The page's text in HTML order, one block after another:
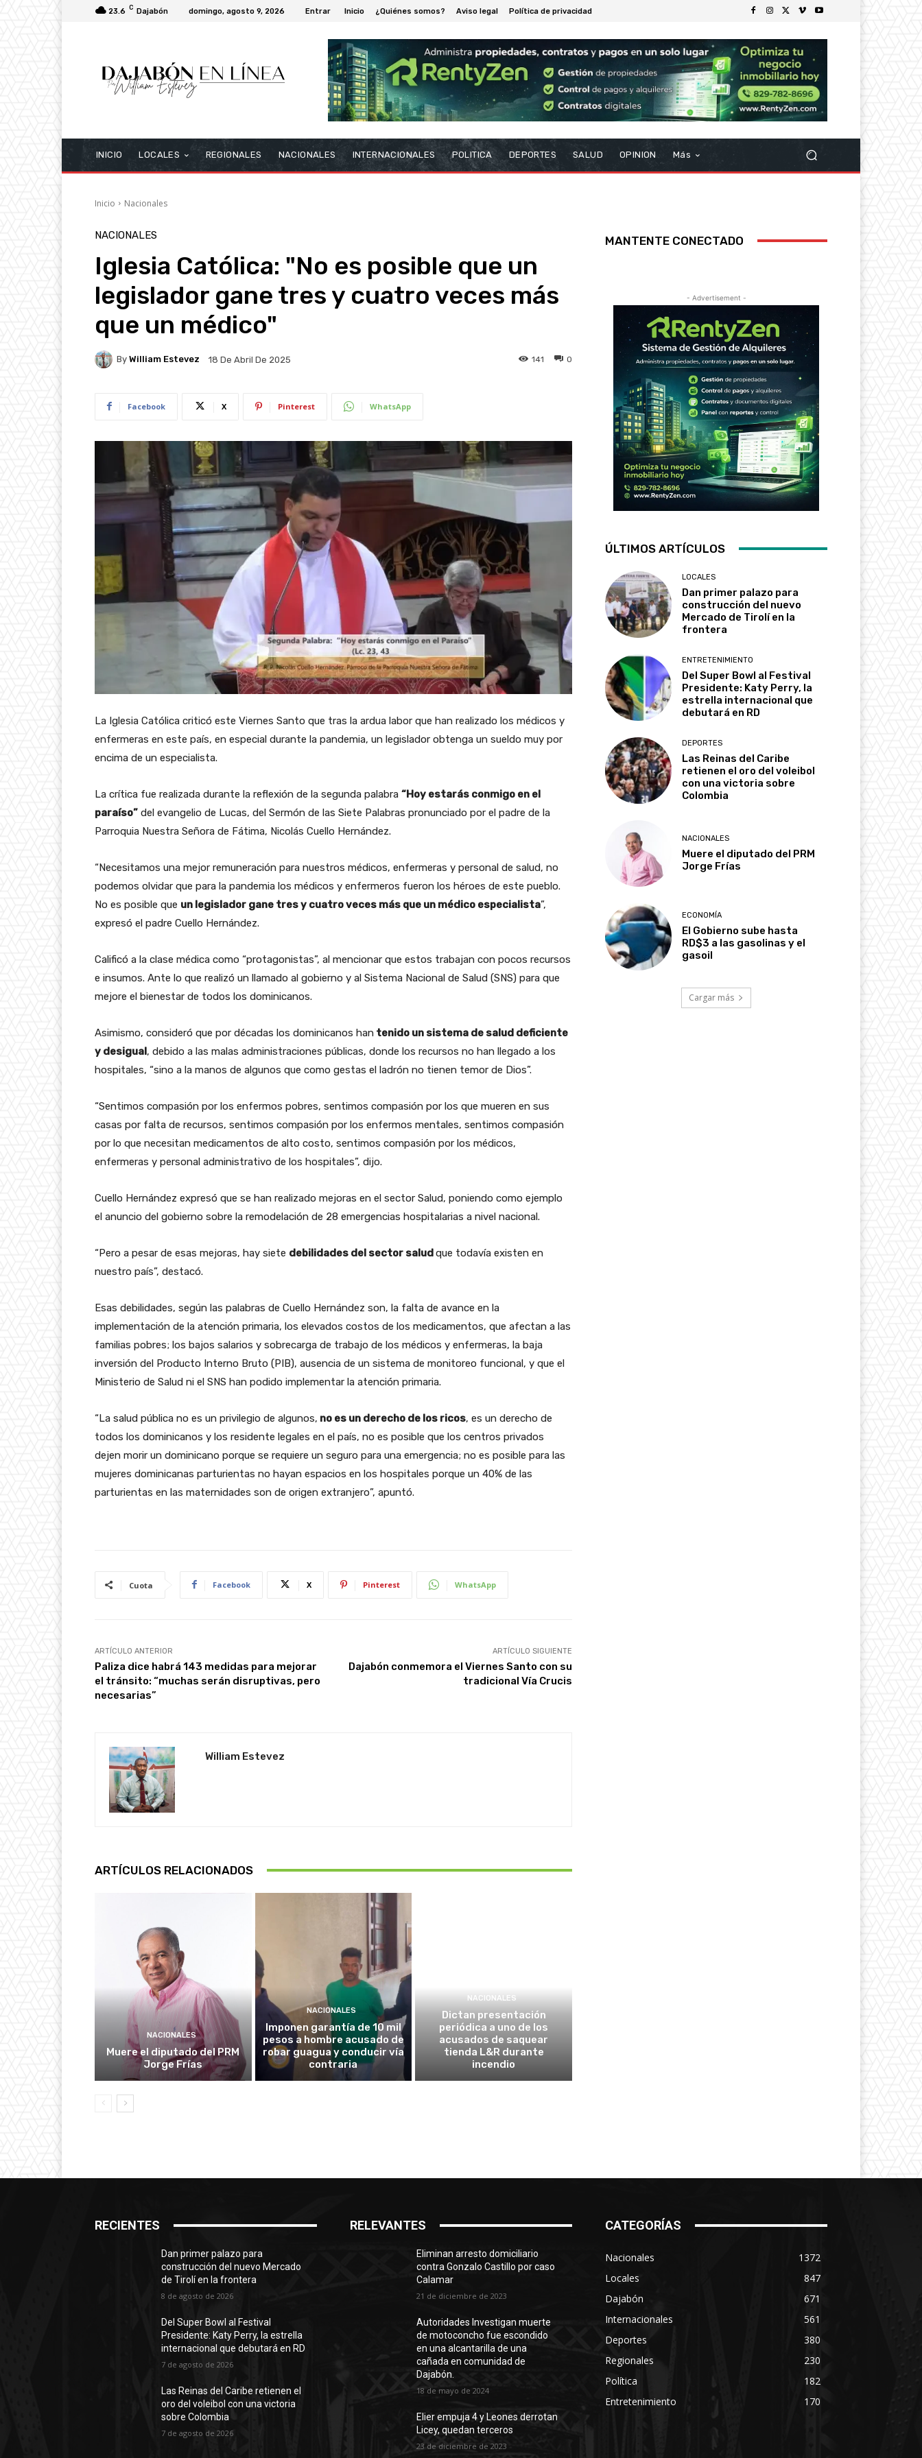
23.6 C Dajabón domingo, agosto 9, 2026 Entrar Inicio ¿Quiénes somos? Aviso legal Política de privacidad
INICIO LOCALES REGIONALES NACIONALES INTERNACIONALES POLITICA DEPORTES SALUD OPINION Más
Inicio Nacionales
NACIONALES
Iglesia Católica: "No es posible que un
legislador gane tres y cuatro veces más
que un médico"
By William Estevez 18 De Abril De 2025 0
141
Facebook X Pinterest WhatsApp
La Iglesia Católica criticó este Viernes Santo que tras la ardua labor que han realizado los médicos y
enfermeras en este país, en especial durante la pandemia, un legislador obtenga un sueldo muy por
encima de un especialista.
La crítica fue realizada durante la reflexión de la segunda palabra “Hoy estarás conmigo en el
paraíso” del evangelio de Lucas, del Sermón de las Siete Palabras pronunciado por el padre de la
Parroquia Nuestra Señora de Fátima, Nicolás Cuello Hernández.
“Necesitamos una mejor remuneración para nuestros médicos, enfermeras y personal de salud, no
podemos olvidar que para la pandemia los médicos y enfermeros fueron los héroes de este pueblo.
No es posible que un legislador gane tres y cuatro veces más que un médico especialista”,
expresó el padre Cuello Hernández.
Calificó a la clase médica como “protagonistas”, al mencionar que estos trabajan con pocos recursos
e insumos. Ante lo que realizó un llamado al gobierno y al Sistema Nacional de Salud (SNS) para que
mejore el bienestar de todos los dominicanos.
Asimismo, consideró que por décadas los dominicanos han tenido un sistema de salud deficiente
y desigual, debido a las malas administraciones públicas, donde los recursos no han llegado a los
hospitales, “sino a la manos de algunos que como gestas el ladrón no tienen temor de Dios”.
“Sentimos compasión por los enfermos pobres, sentimos compasión por los que mueren en sus
casas por falta de recursos, sentimos compasión por los enfermos mentales, sentimos compasión
por lo que necesitan medicamentos de alto costo, sentimos compasión por los médicos,
enfermeras y personal administrativo de los hospitales”, dijo.
Cuello Hernández expresó que se han realizado mejoras en el sector Salud, poniendo como ejemplo
el anuncio del gobierno sobre la remodelación de 28 emergencias hospitalarias a nivel nacional.
“Pero a pesar de esas mejoras, hay siete debilidades del sector saludque todavía existen en
nuestro país”, destacó.
Esas debilidades, según las palabras de Cuello Hernández son, la falta de avance en la
implementación de la atención primaria, los elevados costos de los medicamentos, que afectan a las
familias pobres; los bajos salarios y sobrecarga de trabajo de los médicos y enfermeras, la baja
inversión del Producto Interno Bruto (PIB), ausencia de un sistema de monitoreo funcional, y que el
Ministerio de Salud ni el SNS han podido implementar la atención primaria.
“La salud pública no es un privilegio de algunos, no es un derecho de los ricos, es un derecho de
todos los dominicanos y los residente legales en el país, no es posible que los centros privados
dejen morir un dominicano porque se requiere un seguro para una emergencia; no es posible para las
mujeres dominicanas parturientas no hayan espacios en los hospitales porque un 40% de las
parturientas en las maternidades son de origen extranjero”, apuntó.
Cuota Facebook X Pinterest WhatsApp
ARTÍCULO ANTERIOR
Paliza dice habrá 143 medidas para mejorar
el tránsito: “muchas serán disruptivas, pero
necesarias”
ARTÍCULO SIGUIENTE
Dajabón conmemora el Viernes Santo con su
tradicional Vía Crucis
William Estevez
ARTÍCULOS RELACIONADOS
NACIONALES
Muere el diputado del PRM
Jorge Frías
NACIONALES
Imponen garantía de 10 mil
pesos a hombre acusado de
robar guagua y conducir vía
contraria
NACIONALES
Dictan presentación
periódica a uno de los
acusados de saquear
tienda L&R durante
incendio
MANTENTE CONECTADO
- Advertisement -
ÚLTIMOS ARTÍCULOS
LOCALES
Dan primer palazo para
construcción del nuevo
Mercado de Tirolí en la
frontera
ENTRETENIMIENTO
Del Super Bowl al Festival
Presidente: Katy Perry, la
estrella internacional que
debutará en RD
DEPORTES
Las Reinas del Caribe
retienen el oro del voleibol
con una victoria sobre
Colombia
NACIONALES
Muere el diputado del PRM
Jorge Frías
ECONOMÍA
El Gobierno sube hasta
RD$3 a las gasolinas y el
gasoil
Cargar más
RECIENTES
Dan primer palazo para
construcción del nuevo Mercado
de Tirolí en la frontera
8 de agosto de 2026
Del Super Bowl al Festival
Presidente: Katy Perry, la estrella
internacional que debutará en RD
7 de agosto de 2026
Las Reinas del Caribe retienen el
oro del voleibol con una victoria
sobre Colombia
7 de agosto de 2026
RELEVANTES
Eliminan arresto domiciliario
contra Gonzalo Castillo por caso
Calamar
21 de diciembre de 2023
Autoridades Investigan muerte
de motoconcho fue escondido
en una alcantarilla de una
cañada en comunidad de
Dajabón.
18 de mayo de 2024
Elier empuja 4 y Leones derrotan
Licey, quedan terceros
23 de diciembre de 2023
CATEGORÍAS
Nacionales
1372
Locales
847
Dajabón
671
Internacionales
561
Deportes
380
Regionales
230
Política
182
Entretenimiento
170